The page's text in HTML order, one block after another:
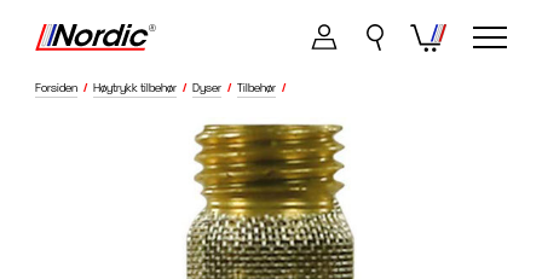
Forsiden / Høytrykk tilbehør / Dyser / Tilbehør /